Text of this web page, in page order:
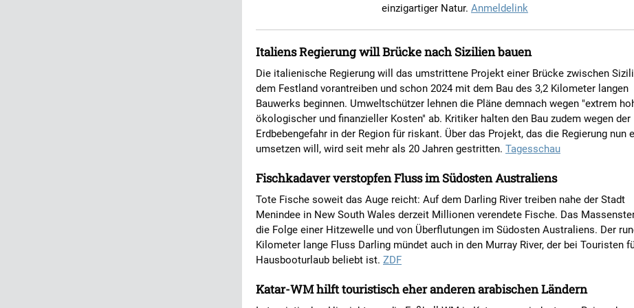
einzigartiger Natur. Anmeldelink
Italiens Regierung will Brücke nach Sizilien bauen
Die italienische Regierung will das umstrittene Projekt einer Brücke zwischen
dem Festland vorantreiben und schon 2024 mit dem Bau des 3,2 Kilometer langen
Bauwerks beginnen. Umweltschützer lehnen die Pläne demnach wegen "extrem
ökologischer und finanzieller Kosten" ab. Kritiker halten den Bau zudem wegen der
Erdbebengefahr in der Region für riskant. Über das Projekt, das die Regierung nun
umsetzen will, wird seit mehr als 20 Jahren gestritten. Tagesschau
Fischkadaver verstopfen Fluss im Südosten Australiens
Tote Fische soweit das Auge reicht: Auf dem Darling River treiben nahe der Stadt
Menindee in New South Wales derzeit Millionen verendete Fische. Das
die Folge einer Hitzewelle und von Überflutungen im Südosten Australiens. Der
Kilometer lange Fluss Darling mündet auch in den Murray River, der bei Touristen
Hausbooturlaub beliebt ist. ZDF
Katar-WM hilft touristisch eher anderen arabischen Ländern